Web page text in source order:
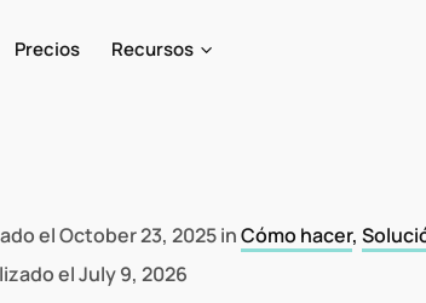
Precios Recursos
elJuly 9, 2026
elOctober 23, 2025inCómo hacer,